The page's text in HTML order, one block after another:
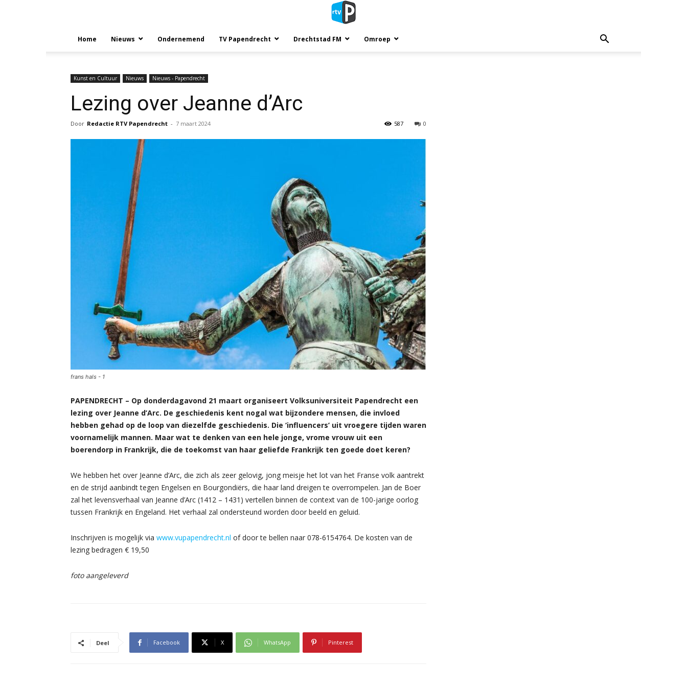
Home Nieuws Ondernemend TV Papendrecht Drechtstad FM Omroep
Kunst en Cultuur Nieuws Nieuws - Papendrecht
Lezing over Jeanne d’Arc
Door Redactie RTV Papendrecht - 7 maart 2024 0
587
frans hals - 1
PAPENDRECHT – Op donderdagavond 21 maart organiseert Volksuniversiteit Papendrecht een
lezing over Jeanne d’Arc. De geschiedenis kent nogal wat bijzondere mensen, die invloed
hebben gehad op de loop van diezelfde geschiedenis. Die ‘influencers’ uit vroegere tijden waren
voornamelijk mannen. Maar wat te denken van een hele jonge, vrome vrouw uit een
boerendorp in Frankrijk, die de toekomst van haar geliefde Frankrijk ten goede doet keren?
We hebben het over Jeanne d’Arc, die zich als zeer gelovig, jong meisje het lot van het Franse volk aantrekt
en de strijd aanbindt tegen Engelsen en Bourgondiërs, die haar land dreigen te overrompelen. Jan de Boer
zal het levensverhaal van Jeanne d’Arc (1412 – 1431) vertellen binnen de context van de 100-jarige oorlog
tussen Frankrijk en Engeland. Het verhaal zal ondersteund worden door beeld en geluid.
Inschrijven is mogelijk via www.vupapendrecht.nl of door te bellen naar 078-6154764. De kosten van de
lezing bedragen € 19,50
foto aangeleverd
Deel Facebook X WhatsApp Pinterest